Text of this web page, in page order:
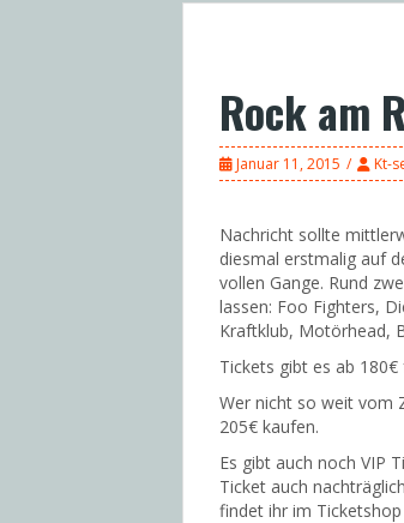
Rock am
Januar 11, 2015 Kt-
Nachricht sollte
diesmal erstmalig auf
vollen Gange. Rund
lassen: Foo Fighters,
Kraftklub, Motörhead,
Tickets gibt es ab
Wer nicht so weit vom
205€ kaufen.
Es gibt auch noch VIP
Ticket auch
findet ihr im